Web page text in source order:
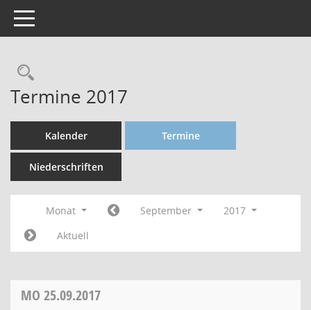
Toggle navigation
Termine 2017
Kalender Termine
Niederschriften
Monat September
2017
Aktuell
MO 25.09.2017